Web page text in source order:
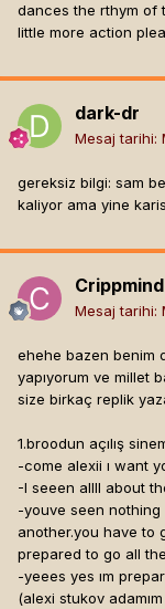
dances the rthym of
little more action
dark-dr
Mesaj tarihi:
gereksiz bilgi: sam
kaliyor ama yine
Crippmind
Mesaj tarihi:
ehehe bazen benim
yapıyorum ve millet
size birkaç replik
1.broodun açılış
-come alexii ı want
-I seeen allll about
-youve seen
another.you have to
prepared to go all
-yeees yes ım
(alexi stukov